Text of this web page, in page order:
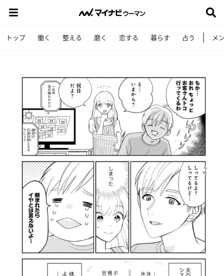
トップ 働く 整える 磨く 恋する 暮らす 占う メ